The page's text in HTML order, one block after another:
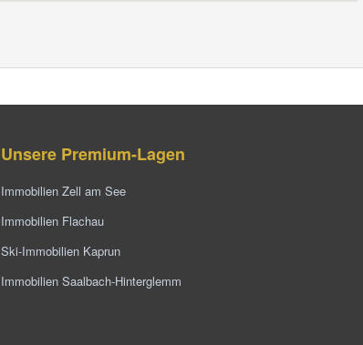
Unsere Premium-Lagen
Immobilien Zell am See
Immobilien Flachau
Ski-Immobilien Kaprun
Immobilien Saalbach-Hinterglemm